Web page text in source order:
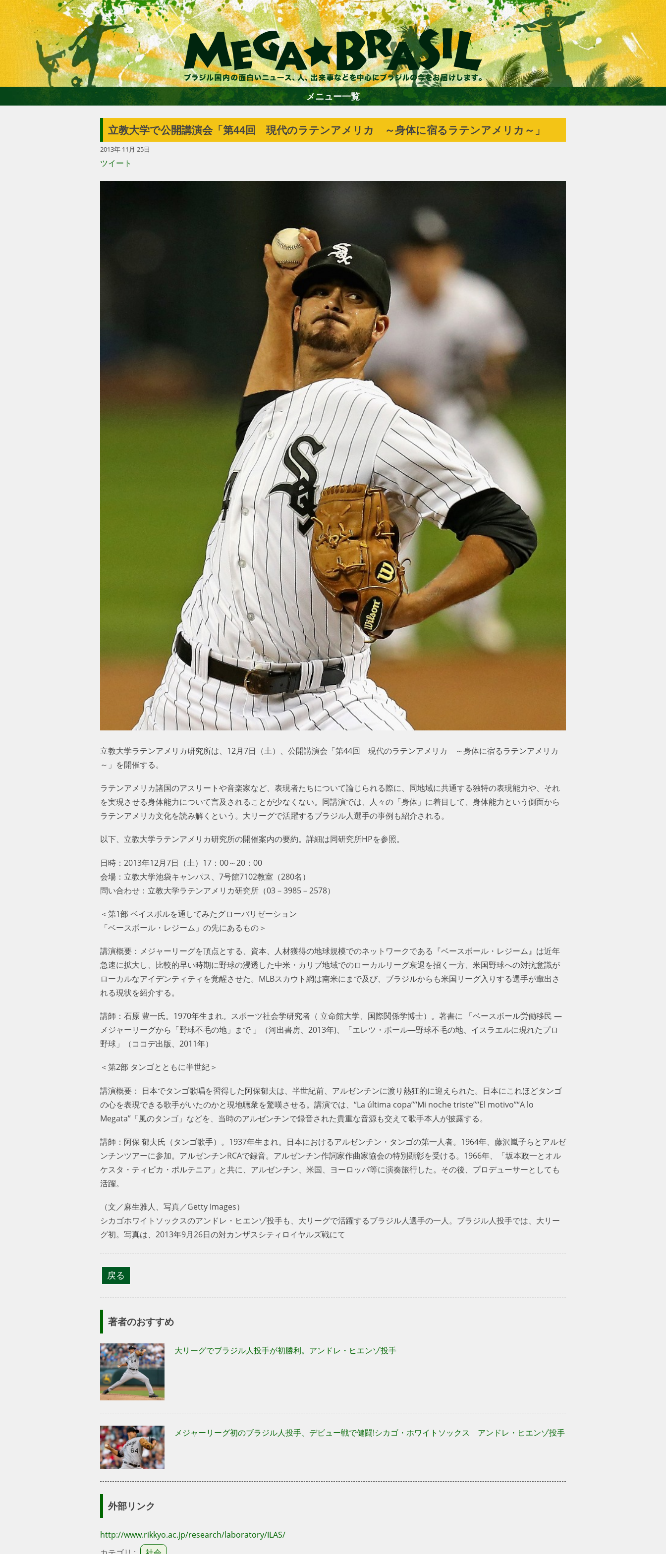
ホーム
トラベル
サッカー
PEOPLE
ビジネス
コラム
メニュー一覧
立教大学で公開講演会「第44回 現代のラテンアメリカ ～身体に宿るラテンアメリカ～」
2013年 11月 25日
ツイート
立教大学ラテンアメリカ研究所は、12月7日（土）、公開講演会「第44回 現代のラテンアメリカ ～身体に宿るラテンアメリカ
～」を開催する。
ラテンアメリカ諸国のアスリートや音楽家など、表現者たちについて論じられる際に、同地域に共通する独特の表現能力や、それ
を実現させる身体能力について言及されることが少なくない。同講演では、人々の「身体」に着目して、身体能力という側面から
ラテンアメリカ文化を読み解くという。大リーグで活躍するブラジル人選手の事例も紹介される。
以下、立教大学ラテンアメリカ研究所の開催案内の要約。詳細は同研究所HPを参照。
日時：2013年12月7日（土）17：00～20：00
会場：立教大学池袋キャンパス、7号館7102教室（280名）
問い合わせ：立教大学ラテンアメリカ研究所（03－3985－2578）
＜第1部 ベイスボルを通してみたグローバリゼーション
「ベースボール・レジーム」の先にあるもの＞
講演概要：メジャーリーグを頂点とする、資本、人材獲得の地球規模でのネットワークである『ベースボール・レジーム』は近年
急速に拡大し、比較的早い時期に野球の浸透した中米・カリブ地域でのローカルリーグ衰退を招く一方、米国野球への対抗意識が
ローカルなアイデンティティを覚醒させた。MLBスカウト網は南米にまで及び、ブラジルからも米国リーグ入りする選手が輩出さ
れる現状を紹介する。
講師：石原 豊一氏。1970年生まれ。スポーツ社会学研究者（ 立命館大学、国際関係学博士）。著書に 「ベースボール労働移民 ―
メジャーリーグから「野球不毛の地」まで 」（河出書房、2013年)、「エレツ・ボール―野球不毛の地、イスラエルに現れたプロ
野球」（ココデ出版、2011年）
＜第2部 タンゴとともに半世紀＞
講演概要： 日本でタンゴ歌唱を習得した阿保郁夫は、半世紀前、アルゼンチンに渡り熱狂的に迎えられた。日本にこれほどタンゴ
の心を表現できる歌手がいたのかと現地聴衆を驚嘆させる。講演では、“La última copa”“Mi noche triste”“El motivo”“A lo
Megata”「風のタンゴ」などを、当時のアルゼンチンで録音された貴重な音源も交えて歌手本人が披露する。
講師：阿保 郁夫氏（タンゴ歌手）。1937年生まれ。日本におけるアルゼンチン・タンゴの第一人者。1964年、藤沢嵐子らとアルゼ
ンチンツアーに参加。アルゼンチンRCAで録音。アルゼンチン作詞家作曲家協会の特別顕彰を受ける。1966年、「坂本政一とオル
ケスタ・ティピカ・ポルテニア」と共に、アルゼンチン、米国、ヨーロッパ等に演奏旅行した。その後、プロデューサーとしても
活躍。
（文／麻生雅人、写真／Getty Images）
シカゴホワイトソックスのアンドレ・ヒエンゾ投手も、大リーグで活躍するブラジル人選手の一人。ブラジル人投手では、大リー
グ初。写真は、2013年9月26日の対カンザスシティロイヤルズ戦にて
著者のおすすめ
大リーグでブラジル人投手が初勝利。アンドレ・ヒエンゾ投手
メジャーリーグ初のブラジル人投手、デビュー戦で健闘!シカゴ・ホワイトソックス アンドレ・ヒエンゾ投手
外部リンク
http://www.rikkyo.ac.jp/research/laboratory/ILAS/